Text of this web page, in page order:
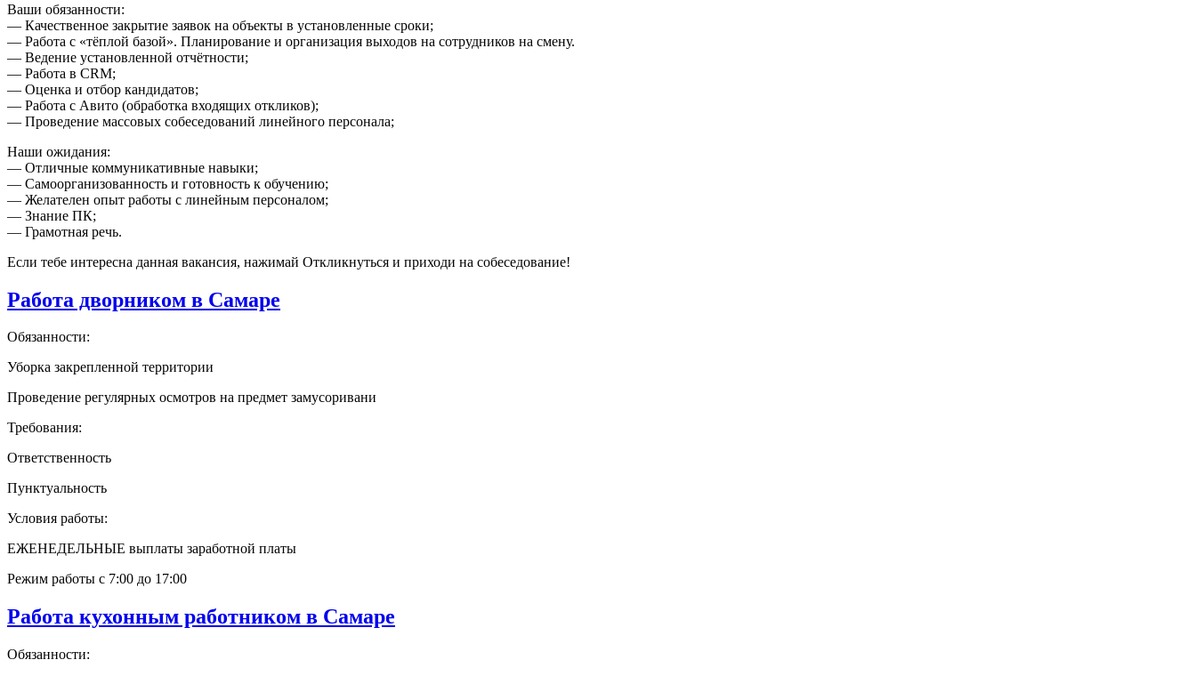
Ваши обязанности:
— Качественное закрытие заявок на объекты в установленные сроки;
— Работа с «тёплой базой». Планирование и организация выходов на сотрудников на смену.
— Ведение установленной отчётности;
— Работа в CRM;
— Оценка и отбор кандидатов;
— Работа с Авито (обработка входящих откликов);
— Проведение массовых собеседований линейного персонала;
Наши ожидания:
— Отличные коммуникативные навыки;
— Самоорганизованность и готовность к обучению;
— Желателен опыт работы с линейным персоналом;
— Знание ПК;
— Грамотная речь.
Если тебе интересна данная вакансия, нажимай Откликнуться и приходи на собеседование!
Работа дворником в Самаре
Обязанности:
Уборка закрепленной территории
Проведение регулярных осмотров на предмет замусоривани
Требования:
Ответственность
Пунктуальность
Условия работы:
ЕЖЕНЕДЕЛЬНЫЕ выплаты заработной платы
Режим работы с 7:00 до 17:00
Работа кухонным работником в Самаре
Обязанности: